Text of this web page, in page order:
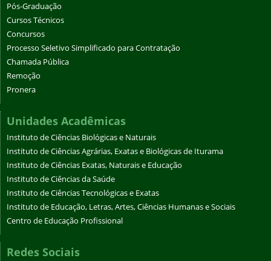
Pós-Graduação
Cursos Técnicos
Concursos
Processo Seletivo Simplificado para Contratação
Chamada Pública
Remoção
Pronera
Unidades Acadêmicas
Instituto de Ciências Biológicas e Naturais
Instituto de Ciências Agrárias, Exatas e Biológicas de Iturama
Instituto de Ciências Exatas, Naturais e Educação
Instituto de Ciências da Saúde
Instituto de Ciências Tecnológicas e Exatas
Instituto de Educação, Letras, Artes, Ciências Humanas e Sociais
Centro de Educação Profissional
Redes Sociais